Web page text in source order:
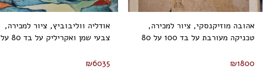
אהובה מוזיקנסקי, ציור למכירה,
טכניקה מעורבת על בד 100 על 80
₪1800
אודליה ווליבוביץ, ציור למכירה,
צבעי שמן ואקריליק על בד 80 על
₪6035